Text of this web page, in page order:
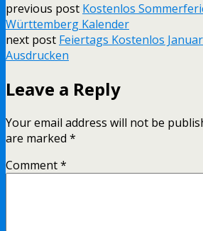
previous post Kostenlos
Württemberg Kalender
next post Feiertags Kostenlos
Ausdrucken
Leave a Reply
Your email address will not be
are marked *
Comment*